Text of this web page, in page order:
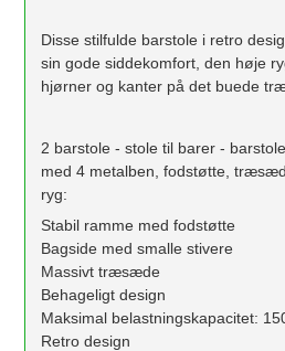
Disse stilfulde barstole i retro
sin gode siddekomfort, den høje
hjørner og kanter på det buede
2 barstole - stole til barer -
med 4 metalben, fodstøtte,
ryg:
Stabil ramme med fodstøtte
Bagside med smalle stivere
Massivt træsæde
Behageligt design
Maksimal belastningskapacitet:
Retro design